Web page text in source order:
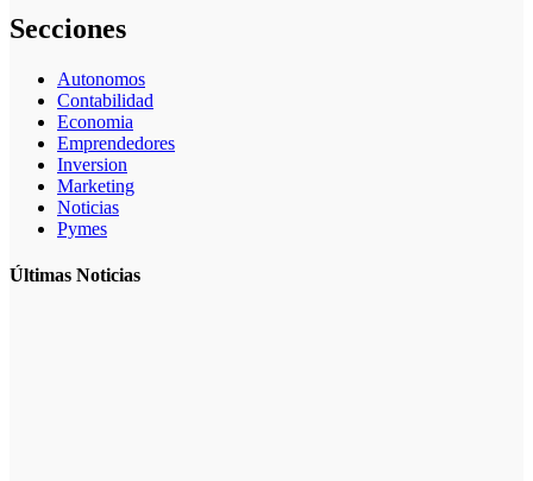
Secciones
Autonomos
Contabilidad
Economia
Emprendedores
Inversion
Marketing
Noticias
Pymes
Últimas Noticias